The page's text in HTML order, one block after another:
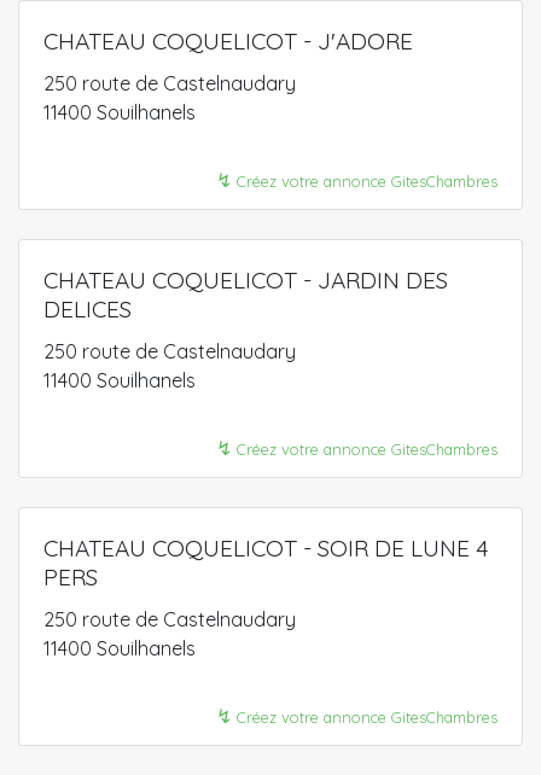
CHATEAU COQUELICOT - J'ADORE
250 route de Castelnaudary
11400 Souilhanels
↯ Créez votre annonce GitesChambres
CHATEAU COQUELICOT - JARDIN DES
DELICES
250 route de Castelnaudary
11400 Souilhanels
↯ Créez votre annonce GitesChambres
CHATEAU COQUELICOT - SOIR DE LUNE 4
PERS
250 route de Castelnaudary
11400 Souilhanels
↯ Créez votre annonce GitesChambres